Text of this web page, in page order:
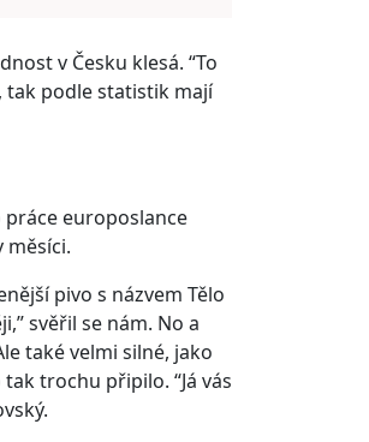
v Česku klesá. “To
tak podle statistik mají
práce europoslance
měsíci.
pivo s názvem Tělo
svěřil se nám. No a
také velmi silné, jako
trochu připilo. “Já vás